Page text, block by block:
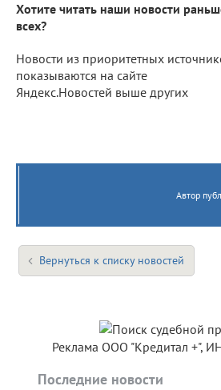
Хотите читать наши новости
всех?
Новости из приоритетных
показываются на сайте
Яндекс.Новостей выше других
Автор
Вернуться к списку новостей
Реклама ООО "Кредитал +",
Последние новости